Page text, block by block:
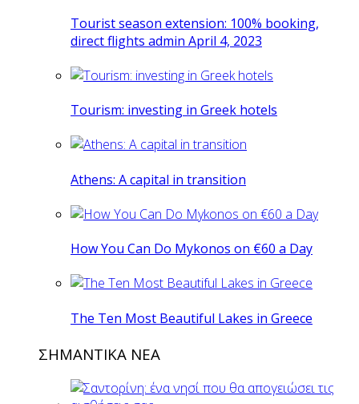
Tourist season extension: 100% booking,
direct flights admin April 4, 2023
Tourism: investing in Greek hotels
Athens: A capital in transition
How You Can Do Mykonos on €60 a Day
The Ten Most Beautiful Lakes in Greece
ΣΗΜΑΝΤΙΚΑ ΝΕΑ